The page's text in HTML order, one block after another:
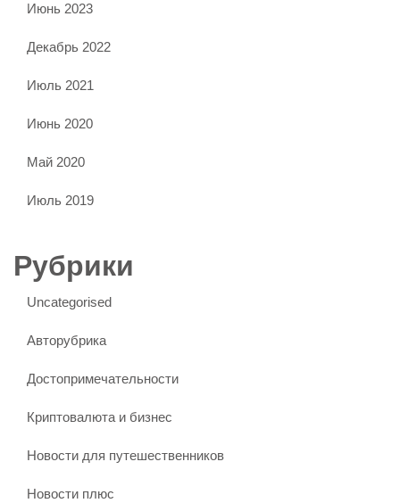
Июнь 2023
Декабрь 2022
Июль 2021
Июнь 2020
Май 2020
Июль 2019
Рубрики
Uncategorised
Авторубрика
Достопримечательности
Криптовалюта и бизнес
Новости для путешественников
Новости плюс